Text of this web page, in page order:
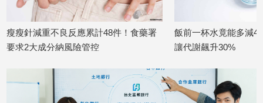
築/
內
設
遊/
良反應累計48件！食藥署
風險管控
飯前一杯水竟能多減44%體重！醫曝
讓代謝飆升30%